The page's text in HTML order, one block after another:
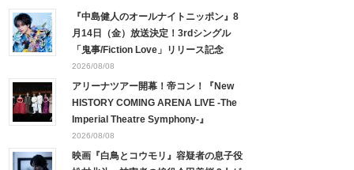
『中島健人のオールナイトニッポン』8
月14日（金）放送決定！3rdシングル
「鬼事/Fiction Love」リリース記念
2026/08/08
アリーナツアー開幕！帝コン！『New
HISTORY COMING ARENA LIVE -The
Imperial Theatre Symphony-』
2026/08/08
映画『白鳥とコウモリ』容疑者の息子役